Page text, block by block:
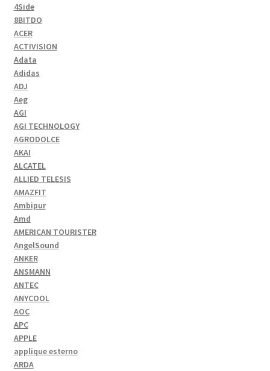
4Side
8BITDO
ACER
ACTIVISION
Adata
Adidas
ADJ
Aeg
AGI
AGI TECHNOLOGY
AGRODOLCE
AKAI
ALCATEL
ALLIED TELESIS
AMAZFIT
Ambipur
Amd
AMERICAN TOURISTER
AngelSound
ANKER
ANSMANN
ANTEC
ANYCOOL
AOC
APC
APPLE
applique esterno
ARDA